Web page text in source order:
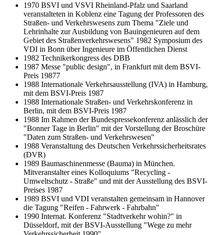
1970 BSVI und VSVI Rheinland-Pfalz und Saarland
veranstalteten in Koblenz eine Tagung der Professoren des
Straßen- und Verkehrswesens zum Thema "Ziele und
Lehrinhalte zur Ausbildung von Bauingenieuren auf dem
Gebiet des Straßenverkehrswesens" 1982 Symposium des
VDI in Bonn über Ingenieure im Öffentlichen Dienst
1982 Technikerkongress des DBB
1987 Messe "public design", in Frankfurt mit dem BSVI-
Preis 19877
1988 Internationale Verkehrsausstellung (IVA) in Hamburg,
mit dem BSVI-Preis 1987
1988 Internationale Straßen- und Verkehrskonferenz in
Berlin, mit dem BSVI-Preis 1987
1988 Im Rahmen der Bundespressekonferenz anlässlich der
"Bonner Tage in Berlin" mit der Vorstellung der Broschüre
"Daten zum Straßen- und Verkehrswesen"
1988 Veranstaltung des Deutschen Verkehrssicherheitsrates
(DVR)
1989 Baumaschinenmesse (Bauma) in München.
Mitveranstalter eines Kolloquiums "Recycling -
Umweltschutz - Straße" und mit der Ausstellung des BSVI-
Preises 1987
1989 BSVI und VDI veranstalten gemeinsam in Hannover
die Tagung "Reifen - Fahrwerk - Fahrbahn"
1990 Internat. Konferenz "Stadtverkehr wohin?" in
Düsseldorf, mit der BSVI-Ausstellung "Wege zu mehr